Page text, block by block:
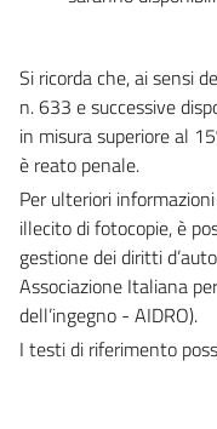
Si ricorda che, ai sensi
n. 633 e successive
in misura superiore al
è reato penale.
Per ulteriori
illecito di fotocopie, è
gestione dei diritti
Associazione Italiana
dell’ingegno - AIDRO).
I testi di riferimento